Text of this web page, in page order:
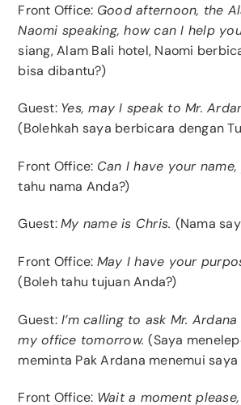
Front Office: Good afternoon, the
Naomi speaking, how can I help
siang, Alam Bali hotel, Naomi
bisa dibantu?)
Guest: Yes, may I speak to Mr.
(Bolehkah saya berbicara dengan
Front Office: Can I have your
tahu nama Anda?)
Guest:My name is Chris. (Nama
Front Office: May I have your
(Boleh tahu tujuan Anda?)
Guest:I’m calling to ask Mr.
my office tomorrow.(Saya
meminta Pak Ardana menemui
Front Office: Wait a moment